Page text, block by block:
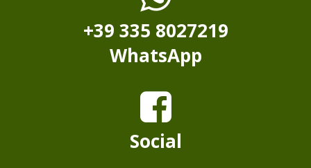
+39 335 8027219
WhatsApp
Social